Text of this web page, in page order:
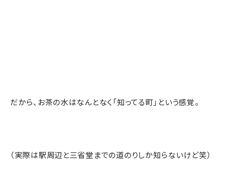
だから、お茶の水はなんとなく「知ってる町」という感覚。
（実際は駅周辺と三省堂までの道のりしか知らないけど笑）